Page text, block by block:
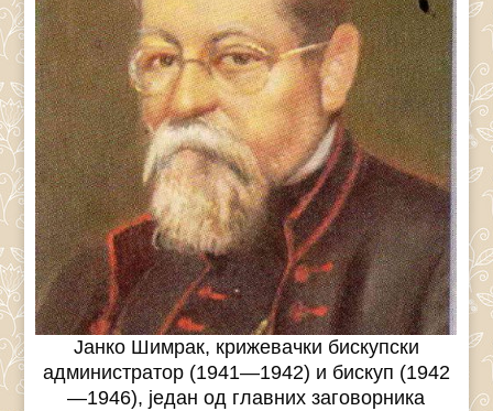
Јанко Шимрак, крижевачки бискупски
администратор (1941—1942) и бискуп (1942
—1946), један од главних заговорника